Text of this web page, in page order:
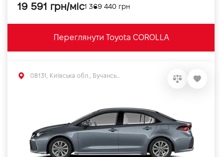
19 591 грн/міс1 369 440 грн
Переглянути Toyota COROLLA